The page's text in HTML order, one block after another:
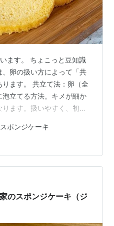
ます。 ちょこっと豆知識
卵の扱い方によって「共
ます。 共立て法：卵（全
立てる方法。キメが細か
ます。扱いやすく、初心
軽くてふわふわ、しっか
かり、メレンゲの混ぜ方
で作る場合は共立て法、ふ
なら別立て法がおすすめ
本♪ふわっふわで軽いプロ
キ（ジェノ…
スポンジケーキ
のスポンジケーキ（ジ